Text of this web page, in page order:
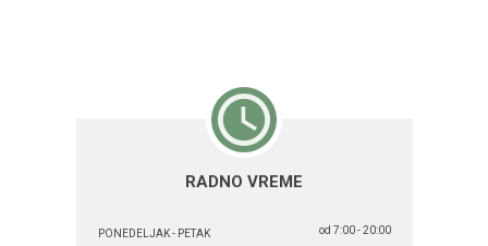
RADNO VREME
PONEDELJAK - PETAK od 7:00 - 20:00